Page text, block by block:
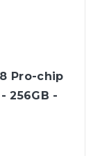
Pro-chip
256GB -